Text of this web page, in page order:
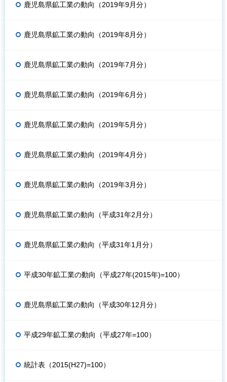
鹿児島県鉱工業の動向（2019年9月分）
鹿児島県鉱工業の動向（2019年8月分）
鹿児島県鉱工業の動向（2019年7月分）
鹿児島県鉱工業の動向（2019年6月分）
鹿児島県鉱工業の動向（2019年5月分）
鹿児島県鉱工業の動向（2019年4月分）
鹿児島県鉱工業の動向（2019年3月分）
鹿児島県鉱工業の動向（平成31年2月分）
鹿児島県鉱工業の動向（平成31年1月分）
平成30年鉱工業の動向（平成27年(2015年)=100）
鹿児島県鉱工業の動向（平成30年12月分）
平成29年鉱工業の動向（平成27年=100）
統計表（2015(H27)=100）